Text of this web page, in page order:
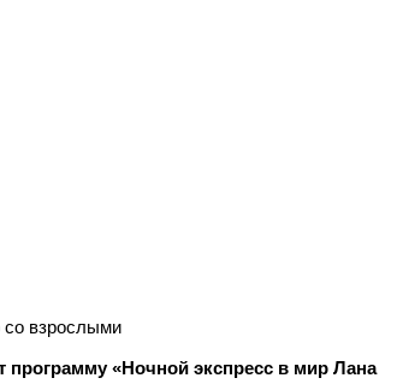
со взрослыми
«Ночной экспресс в мир Лана